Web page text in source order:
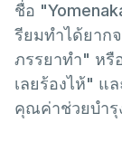
ชื่อ
รียมทำได้ยาก
ภรรยาทำ" หรื
เลยร้องไห้" แ
คุณค่าช่วยบำรุ